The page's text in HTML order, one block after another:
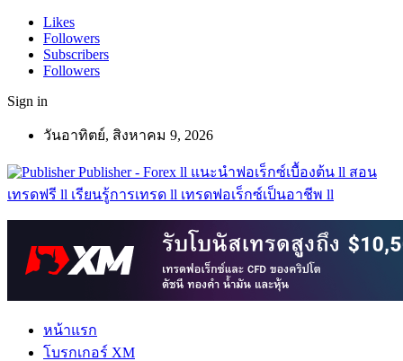
Likes
Followers
Subscribers
Followers
Sign in
วันอาทิตย์, สิงหาคม 9, 2026
Publisher - Forex ll แนะนำฟอเร็กซ์เบื้องต้น ll สอน
เทรดฟรี ll เรียนรู้การเทรด ll เทรดฟอเร็กซ์เป็นอาชีพ ll
หน้าแรก
โบรกเกอร์ XM